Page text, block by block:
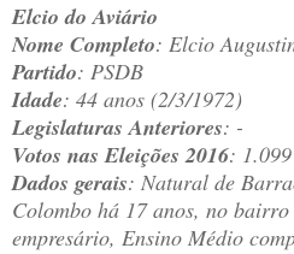
Elcio do Aviário
Nome Completo: Elcio
Partido: PSDB
Idade: 44 anos (2/3/1972)
Legislaturas Anteriores: -
Votos nas Eleições 2016: 1.099
Dados gerais: Natural de
Colombo há 17 anos, no
empresário, Ensino Médio